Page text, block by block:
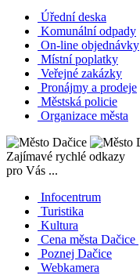
Úřední deska
Komunální odpady
On-line objednávky
Místní poplatky
Veřejné zakázky
Pronájmy a prodeje
Městská policie
Organizace města
Zajímavé rychlé odkazy
pro Vás ...
Infocentrum
Turistika
Kultura
Cena města Dačice
Poznej Dačice
Webkamera